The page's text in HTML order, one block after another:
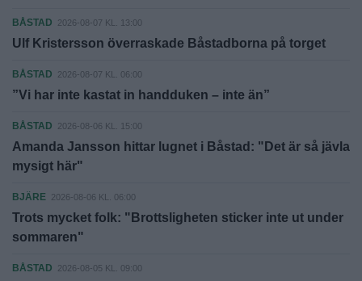
BÅSTAD 2026-08-07 KL. 13:00
Ulf Kristersson överraskade Båstadborna på torget
BÅSTAD 2026-08-07 KL. 06:00
”Vi har inte kastat in handduken – inte än”
BÅSTAD 2026-08-06 KL. 15:00
Amanda Jansson hittar lugnet i Båstad: "Det är så jävla
mysigt här"
BJÄRE 2026-08-06 KL. 06:00
Trots mycket folk: "Brottsligheten sticker inte ut under
sommaren"
BÅSTAD 2026-08-05 KL. 09:00